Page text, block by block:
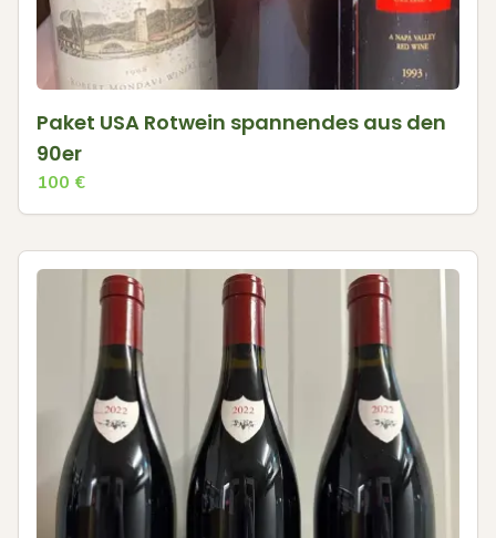
Paket USA Rotwein spannendes aus den
90er
100 €